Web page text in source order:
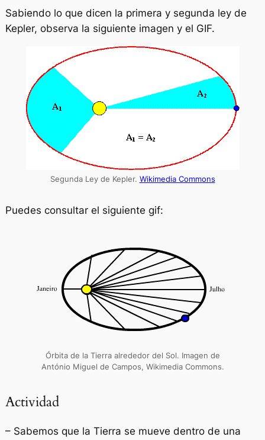
Sabiendo lo que dicen la primera y segunda ley de
Kepler, observa la siguiente imagen y el GIF.
Segunda Ley de Kepler. Wikimedia Commons
Puedes consultar el siguiente gif:
Órbita de la Tierra alrededor del Sol. Imagen de
António Miguel de Campos, Wikimedia Commons.
Actividad
– Sabemos que la Tierra se mueve dentro de una